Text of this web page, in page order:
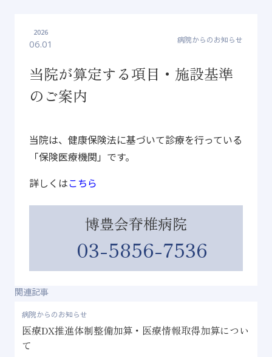
2026
06.01 病院からのお知らせ
当院が算定する項目・施設基準
のご案内
当院は、健康保険法に基づいて診療を行っている
「保険医療機関」です。
詳しくはこちら
博豊会脊椎病院
03-5856-7536
関連記事
病院からのお知らせ
医療DX推進体制整備加算・医療情報取得加算につい
て